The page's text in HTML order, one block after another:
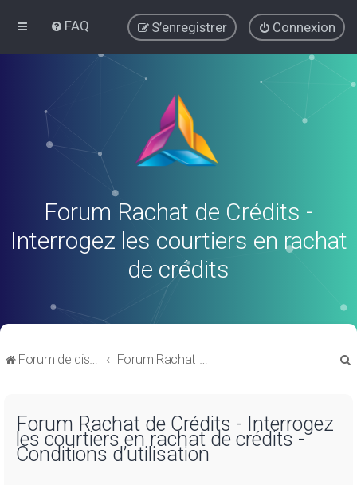
FAQ Connexion
S’enregistrer
Forum Rachat de Crédits -
Interrogez les courtiers en rachat
de crédits
Forum de discussions sur le Regroupement de Crédits et le Rachat de Crédits Forum Rachat de Crédits
Forum Rachat de Crédits - Interrogez
les courtiers en rachat de crédits -
Conditions d’utilisation